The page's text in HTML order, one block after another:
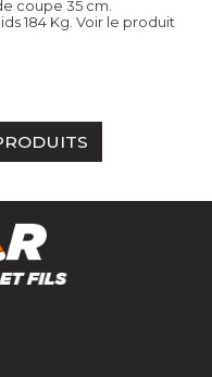
coupe 35 cm.
184 Kg. Voir le produit